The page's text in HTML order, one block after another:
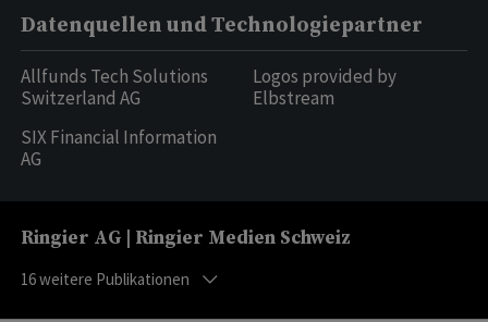
Datenquellen und Technologiepartner
Allfunds Tech Solutions
Switzerland AG
SIX Financial Information
AG
Logos provided by
Elbstream
Ringier AG | Ringier Medien Schweiz
16weitere Publikationen